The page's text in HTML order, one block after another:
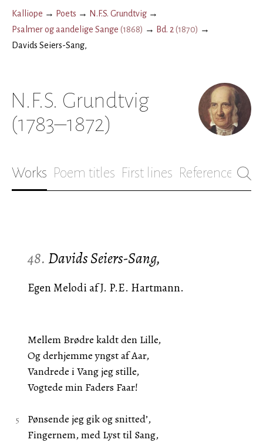
Kalliope → Poets → N.F.S. Grundtvig →
Psalmer og aandelige Sange (1868) → Bd. 2 (1870) →
Davids Seiers-Sang,
N.F.S. Grundtvig
(1783–1872)
Works Poem titles First lines References
48. Davids Seiers-Sang,
Egen Melodi af J. P.E. Hartmann.
Mellem Brødre kaldt den Lille,
Og derhjemme yngst af Aar,
Vandrede i Vang jeg stille,
Vogtede min Faders Faar!
Pønsende jeg gik og snitted’,
Fingernem, med Lyst til Sang,